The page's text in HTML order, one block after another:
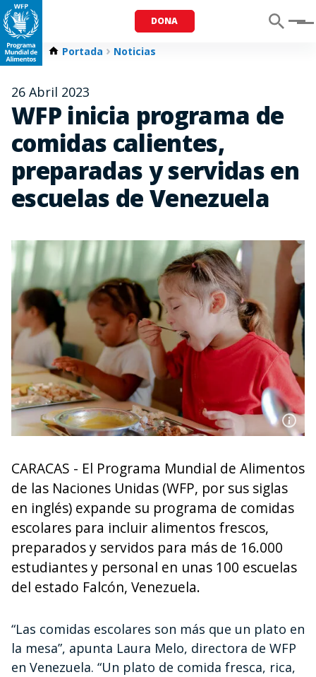
DONA Menu
Portada Noticias
26 Abril 2023
WFP inicia programa de
comidas calientes,
preparadas y servidas en
escuelas de Venezuela
CARACAS - El Programa Mundial de Alimentos
de las Naciones Unidas (WFP, por sus siglas
en inglés) expande su programa de comidas
escolares para incluir alimentos frescos,
preparados y servidos para más de 16.000
estudiantes y personal en unas 100 escuelas
del estado Falcón, Venezuela.
“Las comidas escolares son más que un plato en
la mesa”, apunta Laura Melo, directora de WFP
en Venezuela. “Un plato de comida fresca, rica,